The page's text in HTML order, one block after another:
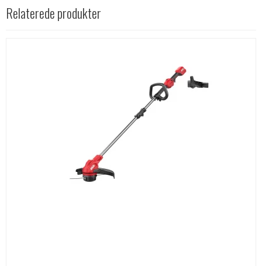
Relaterede produkter